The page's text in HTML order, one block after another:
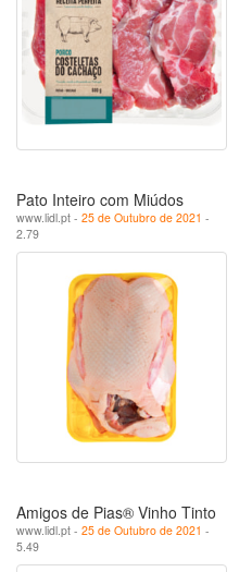
Pato Inteiro com Miúdos
www.lidl.pt - 25 de Outubro de 2021 -
2.79
Amigos de Pias® Vinho Tinto
www.lidl.pt - 25 de Outubro de 2021 -
5.49